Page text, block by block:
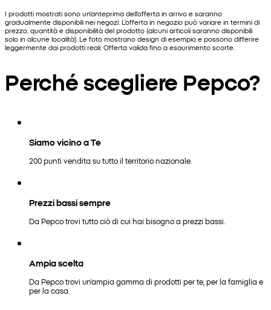
I prodotti mostrati sono un'anteprima dell'offerta in arrivo e saranno
gradualmente disponibili nei negozi. L'offerta in negozio può variare in termini di
prezzo, quantità e disponibilità del prodotto (alcuni articoli saranno disponibili
solo in alcune località). Le foto mostrano design di esempio e possono differire
leggermente dai prodotti reali. Offerta valida fino a esaurimento scorte.
Perché scegliere Pepco?
Siamo vicino a Te
200 punti vendita su tutto il territorio nazionale.
Prezzi bassi sempre
Da Pepco trovi tutto ciò di cui hai bisogno a prezzi bassi.
Ampia scelta
Da Pepco trovi un'ampia gamma di prodotti per te, per la famiglia e
per la casa.